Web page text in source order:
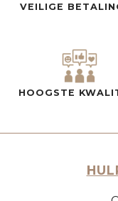
VEILIGE
HOOGSTE